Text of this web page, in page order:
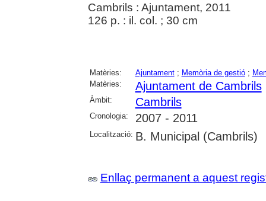
Cambrils : Ajuntament, 2011
126 p. : il. col. ; 30 cm
Matèries: Ajuntament; Memòria de gestió;
Matèries:
Ajuntament de Cambrils
Àmbit: Cambrils
Cronologia: 2007 - 2011
Localització: B. Municipal (Cambrils)
Enllaç permanent a aquest